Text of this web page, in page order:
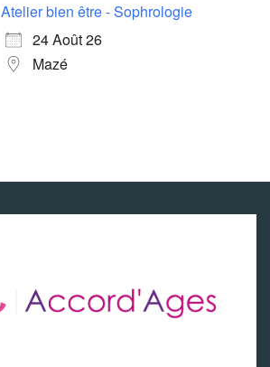
Atelier bien être - Sophrologie
24 Août 26
Mazé